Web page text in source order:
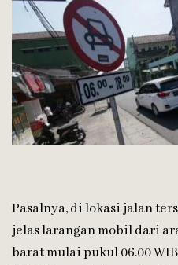
Pasalnya, di lokasi jalan
jelas larangan mobil dari
barat mulai pukul 06.00